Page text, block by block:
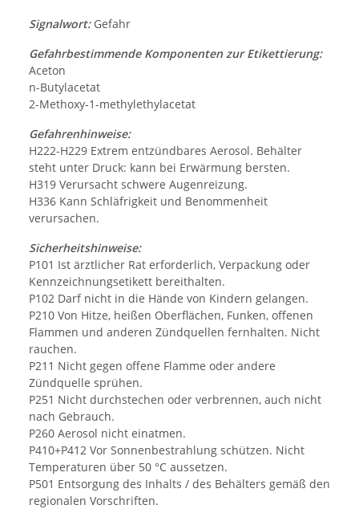
Signalwort: Gefahr
Gefahrbestimmende Komponenten zur Etikettierung:
Aceton
n-Butylacetat
2-Methoxy-1-methylethylacetat
Gefahrenhinweise:
H222-H229 Extrem entzündbares Aerosol. Behälter
steht unter Druck: kann bei Erwärmung bersten.
H319 Verursacht schwere Augenreizung.
H336 Kann Schläfrigkeit und Benommenheit
verursachen.
Sicherheitshinweise:
P101 Ist ärztlicher Rat erforderlich, Verpackung oder
Kennzeichnungsetikett bereithalten.
P102 Darf nicht in die Hände von Kindern gelangen.
P210 Von Hitze, heißen Oberflächen, Funken, offenen
Flammen und anderen Zündquellen fernhalten. Nicht
rauchen.
P211 Nicht gegen offene Flamme oder andere
Zündquelle sprühen.
P251 Nicht durchstechen oder verbrennen, auch nicht
nach Gebrauch.
P260 Aerosol nicht einatmen.
P410+P412 Vor Sonnenbestrahlung schützen. Nicht
Temperaturen über 50 °C aussetzen.
P501 Entsorgung des Inhalts / des Behälters gemäß den
regionalen Vorschriften.